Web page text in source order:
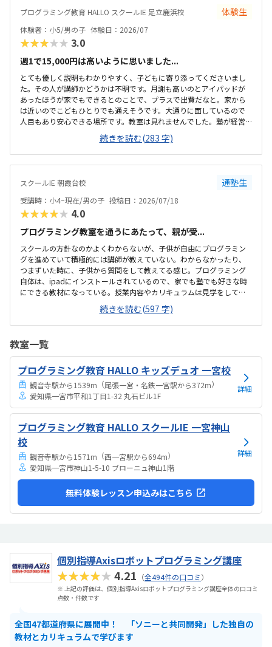
プログラミング教育 HALLO スクールIE 足立鹿浜校 体験生
体験者：小5/男の子 体験日：2026/07
★★★★★ 3.0
週1で15,000円は高いように思いました...
とても優しく説明もわかりやすく、子どもに寄り添ってくださいまし
た。その人が講師かどうかは不明です。月謝も高いのとアイパッドが
あったほうが家でもできるとのことで、プラスで出費だなと。家から
は近いのでこどもひとりでも通えそうです。大通りに面しているので
人目もあり安心できる場所です。教室は見れませんでした。塾が経営
しているとのことで塾の方の教室は少し覗けました。建物自体が古い
感じでした。週1で15,000円は高いように思いました。もう少し回数を
増やしてもらうか、下げてもらえると助かります。説明してくれた方
はとても説明がわかりやすく、こどもに寄り添ってくださいました。
続きを読む(283 字)
スクールIE 朝霞台校 通塾生
受講時：小4~現在/男の子 投稿日：2026/07/18
★★★★★ 4.0
プログラミング教室を通うにあたって、親が受...
スクールの方針なのかよくわからないが、子供が自由にプログラミン
グを進めていて積極的には講師が教えていない。わからなかったり、
つまずいた時に、子供から質問をして教えてる感じ。プログラミング
自体は、ipadにインストールされているので、家でも塾でも好きな時
にできる教材になっている。授業内容やカリキュラムは見学をしてい
ないので子供の話だが、積極的に講師が教えていないみたい。月1回は
プログラミングで作ったものを発表すると聞いていたが、実施してな
いみたい。駅からは徒歩ですぐ来れる距離で、一本道だから迷うこと
は路上駐車になります。駐輪スペースはあるので子供一人でも近い人
なら行けると思います。奥の方まで覗いたことはないので詳しくはわ
からないが、入り口や教室の内装は奇麗だと思います。気軽に入りや
すい感じがします。ひとそれぞれになってしまい...
続きを読む(597 字)
教室一覧
プログラミング教育 HALLO キッズデュオ 一宮校
観音寺駅から1539m （尾張一宮・名鉄一宮駅から372m）
愛知県一宮市平和1丁目1-32 丸石ビル1F
詳細
プログラミング教育 HALLO スクールIE 一宮神山
校
観音寺駅から1571m （西一宮駅から694m）
愛知県一宮市神山1-5-10 ブローニュ神山1階
詳細
無料体験レッスン申込みはこちら
個別指導Axisロボットプログラミング講座
★★★★★4.21 （全494件の口コミ）
※ 上記の評価は、個別指導Axisロボットプログラミング講座全体の口コミ
点数・件数です
全国47都道府県に展開中！ 「ソニーと共同開発」した独自の
教材とカリキュラムで学びます